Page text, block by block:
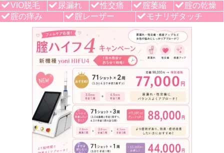
VIO脱毛 尿漏れ 性交痛 腟萎縮
腟の乾燥
腟の痒み
腟レーザー モナリザタッチ